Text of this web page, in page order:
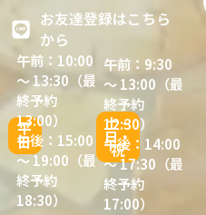
お友達登録はこちら
から
平
日
午前：10:00
〜 13:30（最
終予約
13:00）
午後：15:00
〜 19:00（最
終予約
18:30）
土・
日・
祝
午前：9:30
〜 13:00（最
終予約
12:30）
午後：14:00
〜 17:30（最
終予約
17:00）